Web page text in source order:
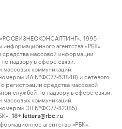
1995–
агентства «РБК»
средства массовой информации
надзору в сфере связи,
массовых коммуникаций
ИА №ФС77-63848) и сетевого
регистрации средства массовой
службой по надзору в сфере связи,
массовых коммуникаций
номером ЭЛ №ФС77-82385)
18+ letters@rbc.ru
агентство «РБК».